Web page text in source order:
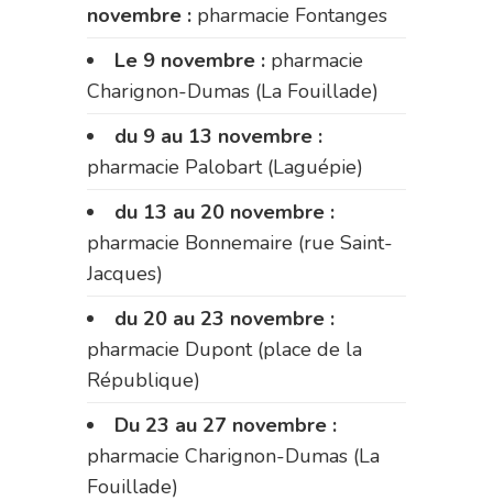
novembre : pharmacie Fontanges
Le 9 novembre : pharmacie
Charignon-Dumas (La Fouillade)
du 9 au 13 novembre :
pharmacie Palobart (Laguépie)
du 13 au 20 novembre :
pharmacie Bonnemaire (rue Saint-
Jacques)
du 20 au 23 novembre :
pharmacie Dupont (place de la
République)
Du 23 au 27 novembre :
pharmacie Charignon-Dumas (La
Fouillade)